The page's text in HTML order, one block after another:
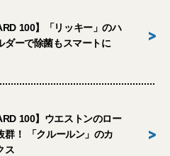
100】「リッキー」のハ
ダーで除菌もスマートに
>
100】ウエストンのロー
群！ 「クルールン」のカ
ス
>